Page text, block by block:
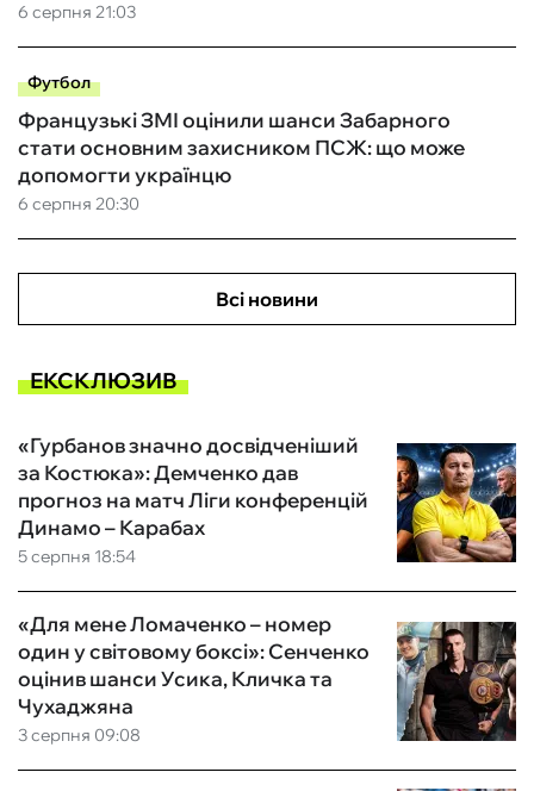
6 серпня 21:03
Футбол
6 серпня 20:30
Французькі ЗМІ оцінили шанси Забарного
стати основним захисником ПСЖ: що може
допомогти українцю
Всі новини
ЕКСКЛЮЗИВ
5 серпня 18:54
«Гурбанов значно досвідченіший
за Костюка»: Демченко дав
прогноз на матч Ліги конференцій
Динамо – Карабах
3 серпня 09:08
«Для мене Ломаченко – номер
один у світовому боксі»: Сенченко
оцінив шанси Усика, Кличка та
Чухаджяна